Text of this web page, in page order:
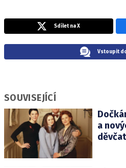
Sdílet na X
Vstoupit
SOUVISEJÍCÍ
a